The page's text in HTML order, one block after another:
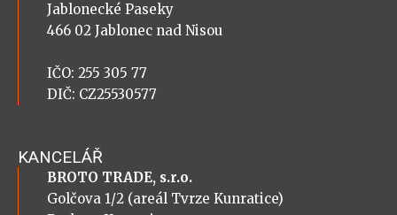
Jablonecké Paseky
466 02 Jablonec nad Nisou
IČO: 255 305 77
DIČ: CZ25530577
KANCELÁŘ
BROTO TRADE, s.r.o.
Golčova 1/2 (areál Tvrze Kunratice)